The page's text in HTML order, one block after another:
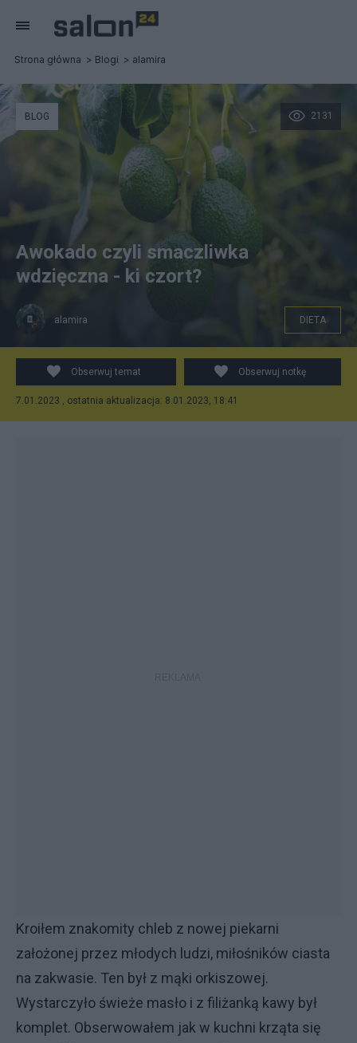
Strona główna Blogi alamira
pixabay
2131
BLOG
Awokado czyli smaczliwka
wdzięczna - ki czort?
alamira DIETA
Obserwuj temat Obserwuj notkę
7.01.2023 , ostatnia aktualizacja: 8.01.2023, 18:41
Kroiłem znakomity chleb z nowej piekarni
założonej przez młodych ludzi, miłośników ciasta
na zakwasie. Ten był z mąki orkiszowej.
Wystarczyło świeże masło i z filiżanką kawy był
komplet. Obserwowałem jak w kuchni krząta się